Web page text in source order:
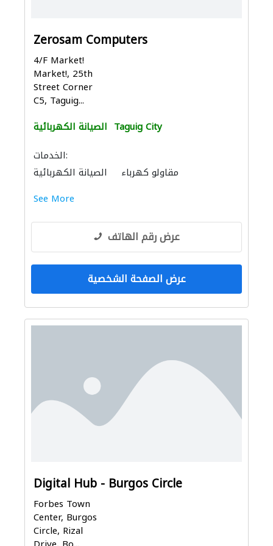
Zerosam Computers
4/F Market!
Market!, 25th
Street Corner
C5, Taguig...
الصيانة الكهربائية Taguig City
الخدمات:
الصيانة الكهربائية
مقاولو كهرباء
See More
عرض رقم الهاتف
عرض الصفحة الشخصية
Digital Hub - Burgos Circle
Forbes Town
Center, Burgos
Circle, Rizal